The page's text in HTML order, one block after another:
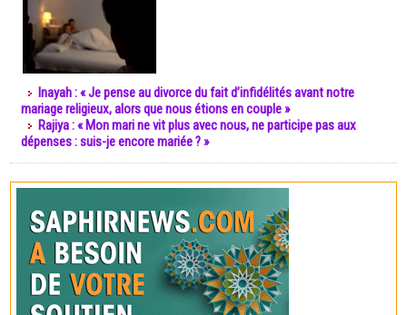
Inayah : « Je pense au divorce du fait d’infidélités avant notre
mariage religieux, alors que nous étions en couple »
Rajiya : « Mon mari ne vit plus avec nous, ne participe pas aux
dépenses : suis-je encore mariée ? »